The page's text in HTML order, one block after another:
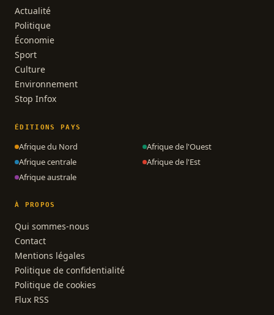
Actualité
Politique
Économie
Sport
Culture
Environnement
Stop Infox
ÉDITIONS PAYS
Afrique du Nord
Afrique de l'Ouest
Afrique centrale
Afrique de l'Est
Afrique australe
À PROPOS
Qui sommes-nous
Contact
Mentions légales
Politique de confidentialité
Politique de cookies
Flux RSS